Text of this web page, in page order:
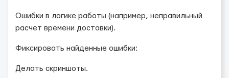
Ошибки в логике работы (например, неправильный
расчет времени доставки).
Фиксировать найденные ошибки:
Делать скриншоты.